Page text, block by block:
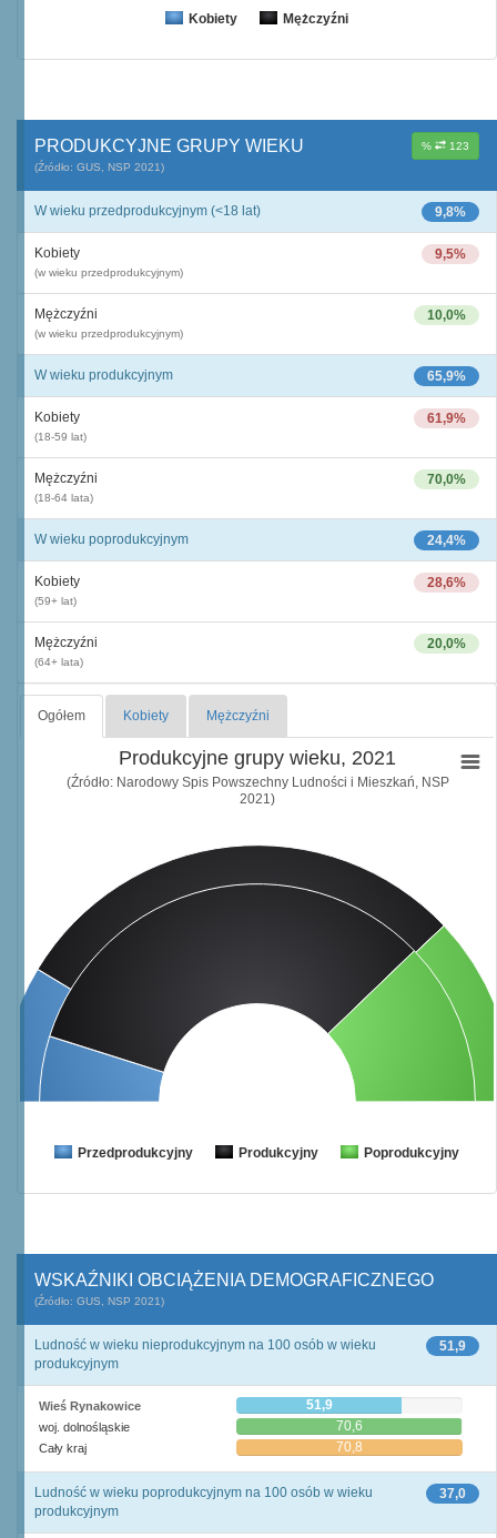
Kobiety Mężczyźni
% 123
PRODUKCYJNE GRUPY WIEKU
(Źródło: GUS, NSP 2021)
9,8%
W wieku przedprodukcyjnym (<18 lat)
9,5%
Kobiety
(w wieku przedprodukcyjnym)
10,0%
Mężczyźni
(w wieku przedprodukcyjnym)
65,9%
W wieku produkcyjnym
61,9%
Kobiety
(18-59 lat)
70,0%
Mężczyźni
(18-64 lata)
24,4%
W wieku poprodukcyjnym
28,6%
Kobiety
(59+ lat)
20,0%
Mężczyźni
(64+ lata)
Ogółem Kobiety Mężczyźni
Produkcyjne grupy wieku, 2021
(Źródło: Narodowy Spis Powszechny Ludności i Mieszkań, NSP
2021)
Przedprodukcyjny Produkcyjny Poprodukcyjny
WSKAŹNIKI OBCIĄŻENIA DEMOGRAFICZNEGO
(Źródło: GUS, NSP 2021)
51,9
Ludność w wieku nieprodukcyjnym na 100 osób w wieku
produkcyjnym
Wieś Rynakowice 51,9
woj. dolnośląskie 70,6
Cały kraj 70,8
37,0
Ludność w wieku poprodukcyjnym na 100 osób w wieku
produkcyjnym